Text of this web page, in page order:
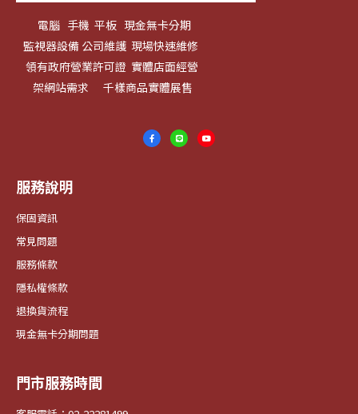
電腦 手機 平板 現金無卡分期
監視器設備 公司維護 現場快速維修
領有政府營業許可證 實體店面經營
架網站需求 千樣商品實體展售
服務說明
保固資訊
常見問題
服務條款
隱私權條款
退換貨流程
現金無卡分期問題
門市服務時間